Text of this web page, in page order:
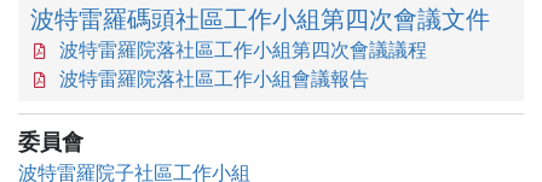
波特雷羅碼頭社區工作小組第四次會議文件
波特雷羅院落社區工作小組第四次會議議程
波特雷羅院落社區工作小組會議報告
委員會
波特雷羅院子社區工作小組